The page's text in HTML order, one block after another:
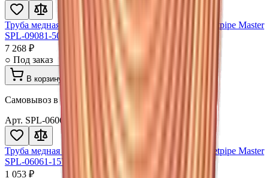
Труба медная 06,35x0,61x15000мм (1/4"х0,024") Vietpipe Master
SPL-09081-50VS
7 268 ₽
○ Под заказ
В корзину
Самовывоз в Волгограде · доставка
Арт. SPL-06061-15VM
Труба медная 06,35x0,61x15000мм (1/4"х0,024") Vietpipe Master
SPL-06061-15VM
1 053 ₽